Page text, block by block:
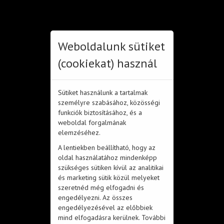
Nyilvántartási szám: B/2020/000467
aSzakkör
A Nemzeti Művelődési Intézet által meghirdetett, aSzakkör Pilot 2.0
program keretében a Miskolci Szakképzési Centrum 2025 őszén 9
szakképző intézményében, összesen 10 szakkörrel csatlakozott a
Magyarország Kormányának támogatásával megvalósuló
hagyományőrző, közösségépítő kezdeményezéshez.
Weboldalunk sütiket
(cookiekat) használ
Sütiket használunk a tartalmak
személyre szabásához, közösségi
funkciók biztosításához, és a
weboldal forgalmának
elemzéséhez.
A lentiekben beállítható, hogy az
oldal használatához mindenképp
szükséges sütiken kívül az analitikai
és marketing sütik közül melyeket
szeretnéd még elfogadni és
engedélyezni. Az összes
engedélyezésével az előbbiek
mind elfogadásra kerülnek. További